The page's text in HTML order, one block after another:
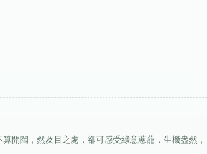
開闊，然及目之處，卻可感受綠意蔥蘢，生機盎然，